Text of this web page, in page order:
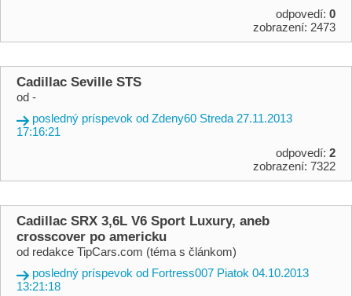
odpovedí: 0
zobrazení: 2473
Cadillac Seville STS
od -
posledný príspevok od Zdeny60 Streda 27.11.2013
17:16:21
odpovedí: 2
zobrazení: 7322
Cadillac SRX 3,6L V6 Sport Luxury, aneb
crosscover po americku
od redakce TipCars.com (téma s článkom)
posledný príspevok od Fortress007 Piatok 04.10.2013
13:21:18